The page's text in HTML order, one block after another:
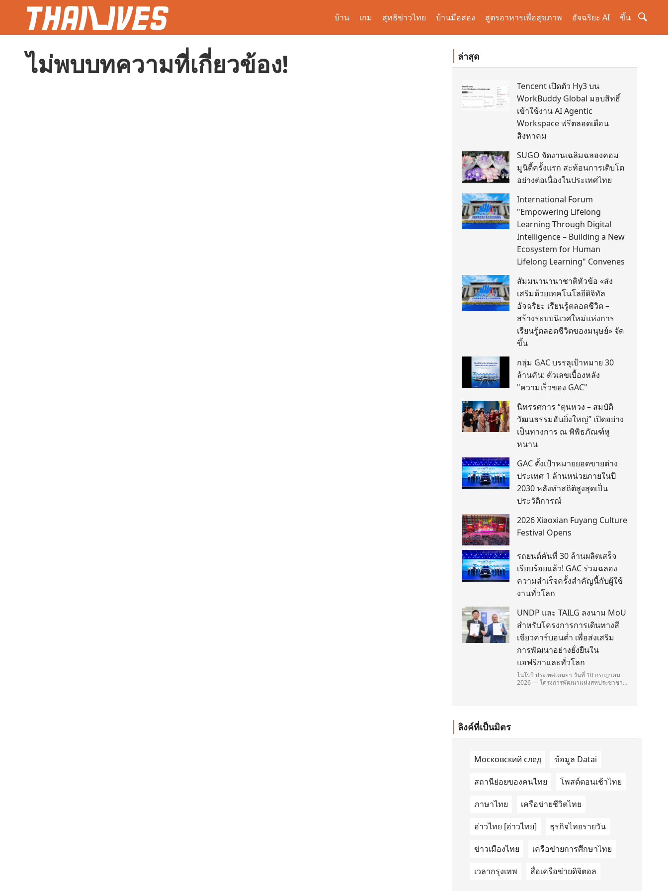
บ้าน เกม สุทธิข่าวไทย บ้านมือสอง สูตรอาหารเพื่อสุขภาพ อัจฉริยะ AI ขึ้น
ไม่พบบทความที่เกี่ยวข้อง! ล่าสุด
Tencent เปิดตัว Hy3 บน
WorkBuddy Global มอบสิทธิ์
เข้าใช้งาน AI Agentic
Workspace ฟรีตลอดเดือน
สิงหาคม
SUGO จัดงานเฉลิมฉลองคอม
มูนิตี้ครั้งแรก สะท้อนการเติบโต
อย่างต่อเนื่องในประเทศไทย
International Forum
"Empowering Lifelong
Learning Through Digital
Intelligence – Building a New
Ecosystem for Human
Lifelong Learning" Convenes
สัมมนานานาชาติหัวข้อ «ส่ง
เสริมด้วยเทคโนโลยีดิจิทัล
อัจฉริยะ เรียนรู้ตลอดชีวิต –
สร้างระบบนิเวศใหม่แห่งการ
เรียนรู้ตลอดชีวิตของมนุษย์» จัด
ขึ้น
กลุ่ม GAC บรรลุเป้าหมาย 30
ล้านคัน: ตัวเลขเบื้องหลัง
"ความเร็วของ GAC"
นิทรรศการ “ตุนหวง – สมบัติ
วัฒนธรรมอันยิ่งใหญ่” เปิดอย่าง
เป็นทางการ ณ พิพิธภัณฑ์หู
หนาน
GAC ตั้งเป้าหมายยอดขายต่าง
ประเทศ 1 ล้านหน่วยภายในปี
2030 หลังทำสถิติสูงสุดเป็น
ประวัติการณ์
2026 Xiaoxian Fuyang Culture
Festival Opens
รถยนต์คันที่ 30 ล้านผลิตเสร็จ
เรียบร้อยแล้ว! GAC ร่วมฉลอง
ความสำเร็จครั้งสำคัญนี้กับผู้ใช้
งานทั่วโลก
UNDP และ TAILG ลงนาม MoU
สำหรับโครงการการเดินทางสี
เขียวคาร์บอนต่ำ เพื่อส่งเสริม
การพัฒนาอย่างยั่งยืนใน
แอฟริกาและทั่วโลก
ไนโรบี ประเทศเคนยา วันที่ 10 กรกฎาคม
2026 — โครงการพัฒนาแห่งสหประชาชาติ
ลิงค์ที่เป็นมิตร
Московский след ข้อมูล Datai
สถานีย่อยของคนไทย โพสต์ตอนเช้าไทย
ภาษาไทย เครือข่ายชีวิตไทย
อ่าวไทย [อ่าวไทย] ธุรกิจไทยรายวัน
ข่าวเมืองไทย เครือข่ายการศึกษาไทย
เวลากรุงเทพ สื่อเครือข่ายดิจิตอล